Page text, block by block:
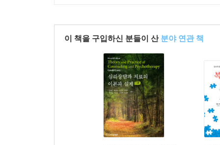
이 책을 구입하신 분들이 산 분야 연관 책